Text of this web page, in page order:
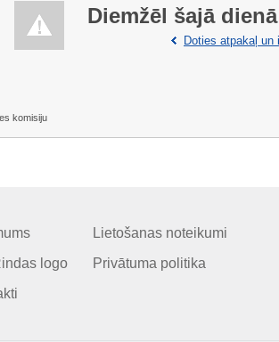
Diemžēl šajā
Doties atpakaļ
komisiju
logo
Lietošanas noteikumi
Privātuma politika